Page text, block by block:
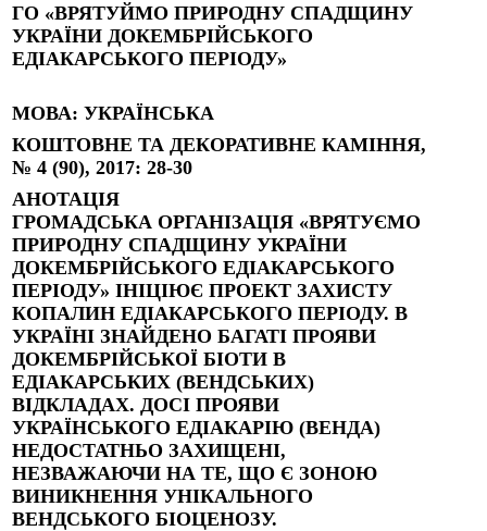
ГО «ВРЯТУЙМО ПРИРОДНУ СПАДЩИНУ
УКРАЇНИ ДОКЕМБРІЙСЬКОГО
ЕДІАКАРСЬКОГО ПЕРІОДУ»
МОВА: УКРАЇНСЬКА
КОШТОВНЕ ТА ДЕКОРАТИВНЕ КАМІННЯ,
№ 4 (90), 2017: 28-30
АНОТАЦІЯ
ГРОМАДСЬКА ОРГАНІЗАЦІЯ «ВРЯТУЄМО
ПРИРОДНУ СПАДЩИНУ УКРАЇНИ
ДОКЕМБРІЙСЬКОГО ЕДІАКАРСЬКОГО
ПЕРІОДУ» ІНІЦІЮЄ ПРОЕКТ ЗАХИСТУ
КОПАЛИН ЕДІАКАРСЬКОГО ПЕРІОДУ. В
УКРАЇНІ ЗНАЙДЕНО БАГАТІ ПРОЯВИ
ДОКЕМБРІЙСЬКОЇ БІОТИ В
ЕДІАКАРСЬКИХ (ВЕНДСЬКИХ)
ВІДКЛАДАХ. ДОСІ ПРОЯВИ
УКРАЇНСЬКОГО ЕДІАКАРІЮ (ВЕНДА)
НЕДОСТАТНЬО ЗАХИЩЕНІ,
НЕЗВАЖАЮЧИ НА ТЕ, ЩО Є ЗОНОЮ
ВИНИКНЕННЯ УНІКАЛЬНОГО
ВЕНДСЬКОГО БІОЦЕНОЗУ.